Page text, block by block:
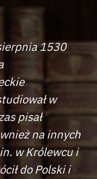
1530
w
pisał
na innych
w Królewcu i
do Polski i